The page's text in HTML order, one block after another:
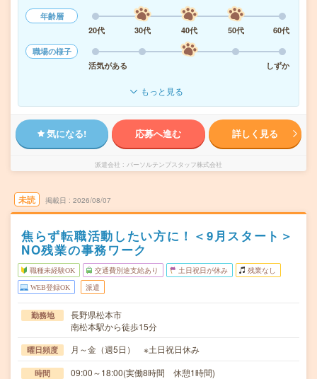
年齢層
20代
30代 40代 50代
60代
職場の様子
活気がある
しずか
もっと見る
気になる! 応募へ進む 詳しく見る
派遣会社 パーソルテンプスタッフ株式会社
未読 掲載日 2026/08/07
焦らず転職活動したい方に！＜9月スタート＞
NO残業の事務ワーク
職種未経験OK 交通費別途支給あり 土日祝日が休み 残業なし
WEB登録OK 派遣
勤務地
長野県松本市
南松本駅から徒歩15分
曜日頻度 月～金（週5日） ※土日祝日休み
時間 09:00～18:00(実働8時間 休憩1時間)